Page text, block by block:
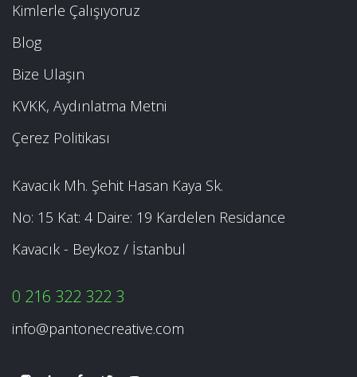
Kimlerle Çalışıyoruz
Blog
Bize Ulaşın
KVKK, Aydınlatma Metni
Çerez Politikası
Kavacık Mh. Şehit Hasan Kaya Sk.
No: 15 Kat: 4 Daire: 19 Kardelen Residance
Kavacık - Beykoz / İstanbul
0 216 322 322 3
info@pantonecreative.com